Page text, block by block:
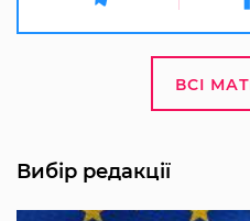
ВСІ
Вибір редакції